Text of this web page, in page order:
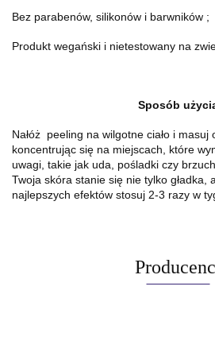
Bez parabenów, silikonów i barwników ;
Produkt wegański i nietestowany na
Sposób
Nałóż peeling na wilgotne ciało i masuj
koncentrując się na miejscach, które
uwagi, takie jak uda, pośladki czy
Twoja skóra stanie się nie tylko gładka,
najlepszych efektów stosuj 2-3 razy w